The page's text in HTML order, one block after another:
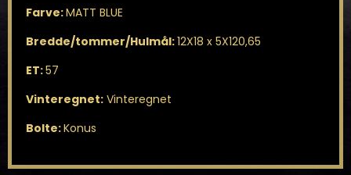
Farve:MATT BLUE
Bredde/tommer/Hulmål:12X18 x 5X120,65
ET:57
Vinteregnet:Vinteregnet
Bolte:Konus